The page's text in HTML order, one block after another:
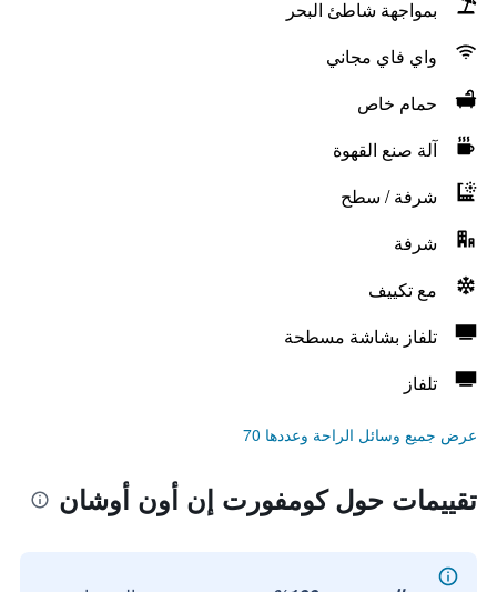
بمواجهة شاطئ البحر
واي فاي مجاني
حمام خاص
آلة صنع القهوة
شرفة / سطح
شرفة
مع تكييف
تلفاز بشاشة مسطحة
تلفاز
عرض جميع وسائل الراحة وعددها 70
تقييمات حول كومفورت إن أون أوشان